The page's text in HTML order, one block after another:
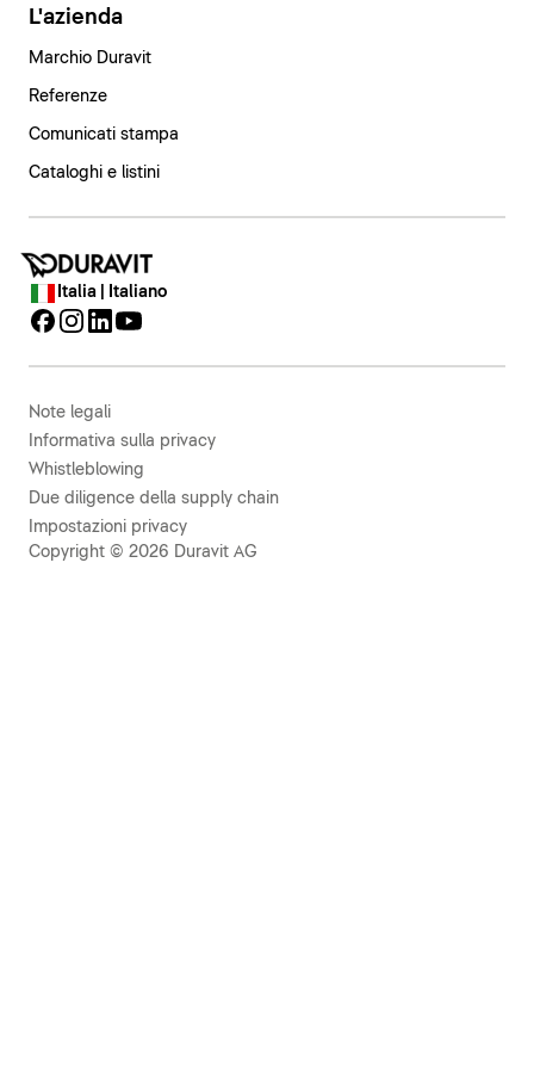
L'azienda
Marchio Duravit
Referenze
Comunicati stampa
Cataloghi e listini
Italia | Italiano
Note legali
Informativa sulla privacy
Whistleblowing
Due diligence della supply chain
Impostazioni privacy
Copyright © 2026 Duravit AG